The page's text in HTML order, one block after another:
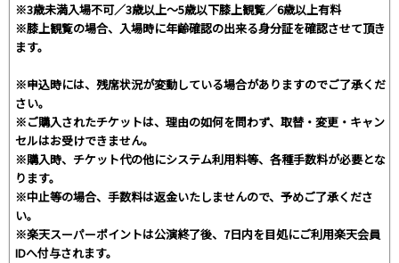
※3歳未満入場不可／3歳以上～5歳以下膝上観覧／6歳以上有料
※膝上観覧の場合、入場時に年齢確認の出来る身分証を確認させて頂き
ます。
※申込時には、残席状況が変動している場合がありますのでご了承くだ
さい。
※ご購入されたチケットは、理由の如何を問わず、取替・変更・キャン
セルはお受けできません。
※購入時、チケット代の他にシステム利用料等、各種手数料が必要とな
ります。
※中止等の場合、手数料は返金いたしませんので、予めご了承くださ
い。
※楽天スーパーポイントは公演終了後、7日内を目処にご利用楽天会員
IDへ付与されます。